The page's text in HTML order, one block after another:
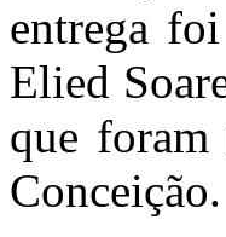
entrega
Elied
que
Conceição.